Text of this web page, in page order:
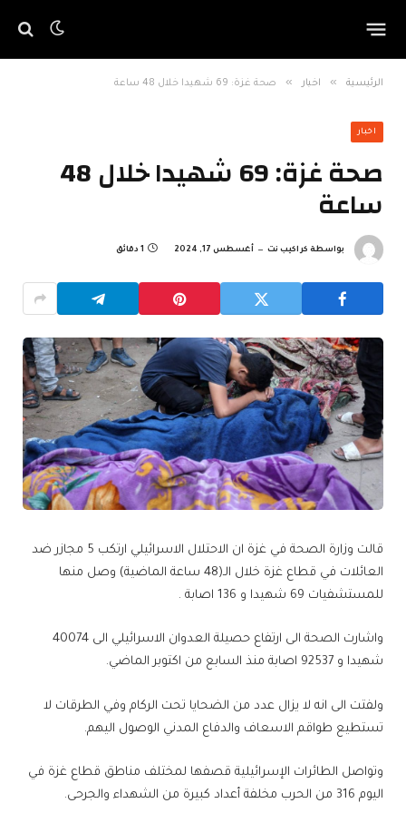
الرئيسية » اخبار » صحة غزة: 69 شهيدا خلال 48 ساعة
اخبار
صحة غزة: 69 شهيدا خلال 48
ساعة
بواسطة كراكيب نت أغسطس 17, 2024 1 دقائق
قالت وزارة الصحة في غزة ان الاحتلال الاسرائيلي ارتكب 5 مجازر ضد
العائلات في قطاع غزة خلال الـ(48 ساعة الماضية) وصل منها
للمستشفيات 69 شهيدا و 136 اصابة .
واشارت الصحة الى ارتفاع حصيلة العدوان الاسرائيلي الى 40074
شهيدا و 92537 اصابة منذ السابع من اكتوبر الماضي.
ولفتت الى انه لا يزال عدد من الضحايا تحت الركام وفي الطرقات لا
تستطيع طواقم الاسعاف والدفاع المدني الوصول اليهم.
وتواصل الطائرات الإسرائيلية قصفها لمختلف مناطق قطاع غزة في
اليوم 316 من الحرب مخلفة أعداد كبيرة من الشهداء والجرحى.